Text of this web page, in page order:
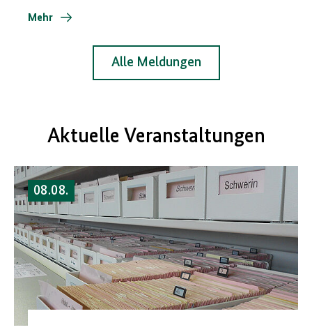
Mehr
Alle Meldungen
Aktuelle Veranstaltungen
08.08.